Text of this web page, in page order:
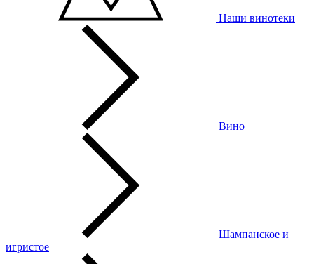
Наши винотеки
Вино
Шампанское и
игристое